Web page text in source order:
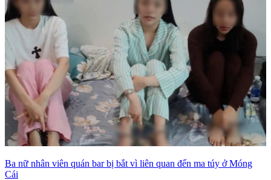
Ba nữ nhân viên quán bar bị bắt vì liên quan đến ma túy ở Móng
Cái